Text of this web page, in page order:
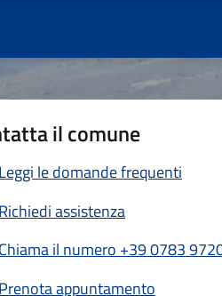
il comune
Leggi le domande frequenti
Richiedi assistenza
Chiama il numero +39 0783
Prenota appuntamento